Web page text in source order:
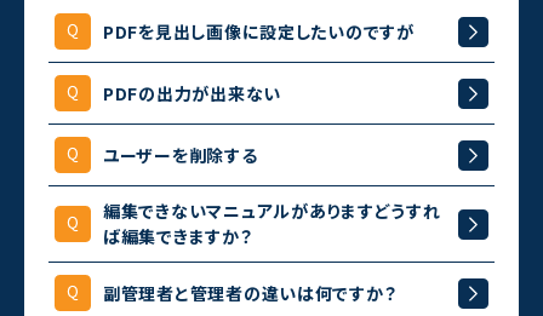
PDFを見出し画像に設定したいのですが
PDFの出力が出来ない
ユーザーを削除する
編集できないマニュアルがありますどうすれ
ば編集できますか？
副管理者と管理者の違いは何ですか？